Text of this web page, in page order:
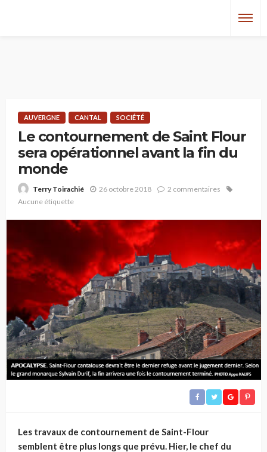
AUVERGNE CANTAL SOCIÉTÉ
Le contournement de Saint Flour
sera opérationnel avant la fin du
monde
Terry Toirachié 26 octobre 2018
2 commentaires
Aucune étiquette
Les travaux de contournement de Saint-Flour
semblent être plus longs que prévu. Hier, le chef du